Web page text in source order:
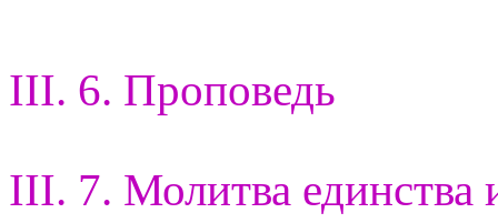
III. 6. Проповедь
III. 7. Молитва единства